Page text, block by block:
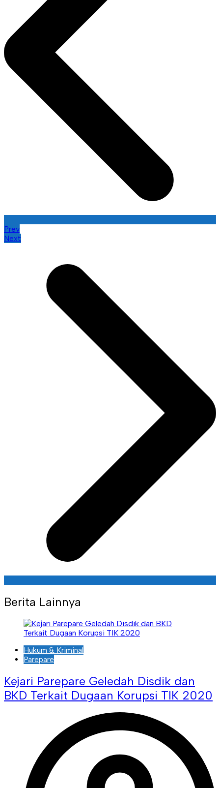
Prev
Next
Berita Lainnya
Hukum & Kriminal
Parepare
Kejari Parepare Geledah Disdik dan
BKD Terkait Dugaan Korupsi TIK 2020